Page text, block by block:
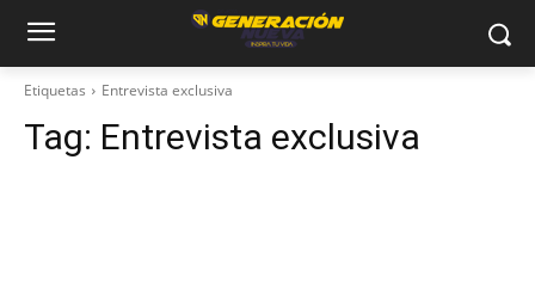
Etiquetas Entrevista exclusiva
Tag: Entrevista exclusiva